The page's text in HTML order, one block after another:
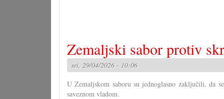
Zemaljski sabor protiv
sri, 29/04/2026 - 10:06
U Zemaljskom saboru su jednoglasno zaključili, da
saveznom vladom.